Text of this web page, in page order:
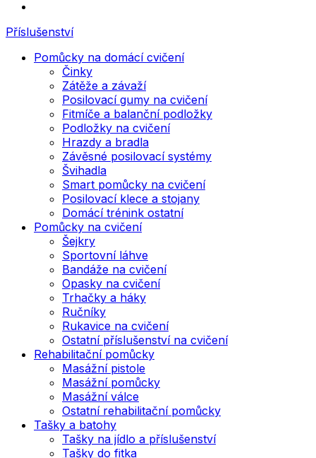
Příslušenství
Pomůcky na domácí cvičení
Činky
Zátěže a závaží
Posilovací gumy na cvičení
Fitmíče a balanční podložky
Podložky na cvičení
Hrazdy a bradla
Závěsné posilovací systémy
Švihadla
Smart pomůcky na cvičení
Posilovací klece a stojany
Domácí trénink ostatní
Pomůcky na cvičení
Šejkry
Sportovní láhve
Bandáže na cvičení
Opasky na cvičení
Trhačky a háky
Ručníky
Rukavice na cvičení
Ostatní příslušenství na cvičení
Rehabilitační pomůcky
Masážní pistole
Masážní pomůcky
Masážní válce
Ostatní rehabilitační pomůcky
Tašky a batohy
Tašky na jídlo a příslušenství
Tašky do fitka